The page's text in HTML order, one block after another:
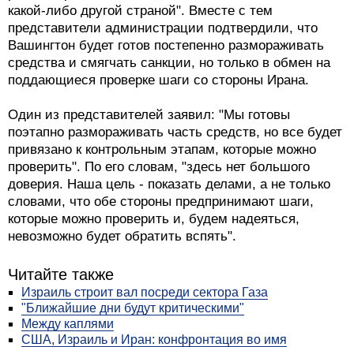
какой-либо другой страной". Вместе с тем
представители администрации подтвердили, что
Вашингтон будет готов постепенно размораживать
средства и смягчать санкции, но только в обмен на
поддающиеся проверке шаги со стороны Ирана.
Один из представителей заявил: "Мы готовы
поэтапно размораживать часть средств, но все будет
привязано к контрольным этапам, которые можно
проверить". По его словам, "здесь нет большого
доверия. Наша цель - показать делами, а не только
словами, что обе стороны предпринимают шаги,
которые можно проверить и, будем надеяться,
невозможно будет обратить вспять".
Читайте также
Израиль строит вал посреди сектора Газа
"Ближайшие дни будут критическими"
Между каплями
США, Израиль и Иран: конфронтация во имя